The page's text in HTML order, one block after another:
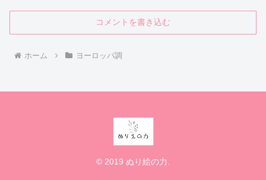
コメントを書き込む
ホーム ヨーロッパ調
© 2019 ぬり絵の力.